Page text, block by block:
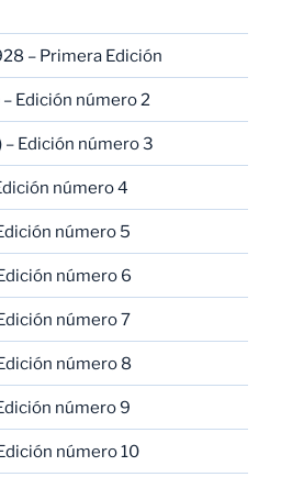
– Primera Edición
Edición número 2
– Edición número 3
número 4
número 5
número 6
número 7
número 8
número 9
número 10